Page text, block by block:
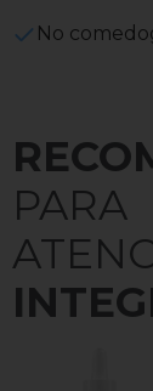
No
PARA